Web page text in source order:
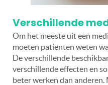
Verschillende
Om het meeste uit een
moeten patiënten weten
De verschillende
verschillende effecten en
beter werken dan anderen.